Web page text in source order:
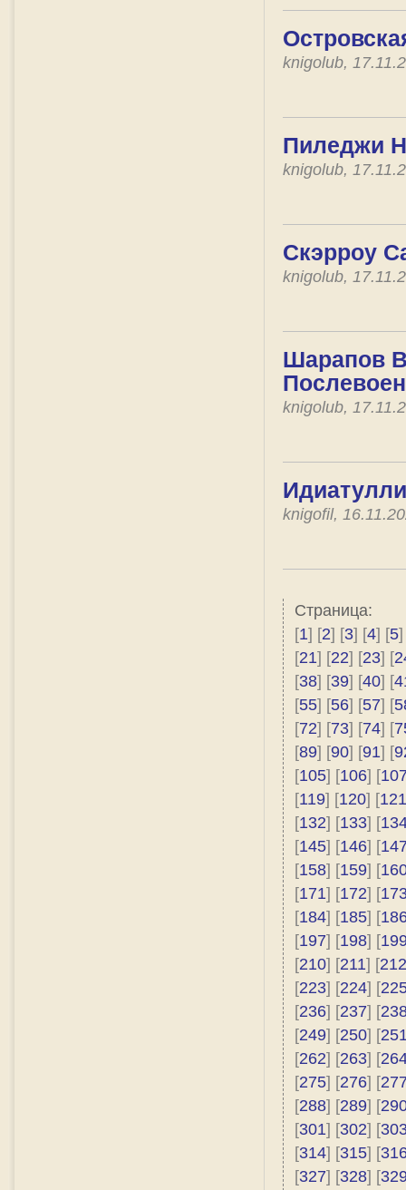
knigolub,
Пиледжи
knigolub,
Скэрроу
knigolub,
Шарапов
knigolub,
knigofil,
Страница:
[1] [2] [3] [4] [5]
[21] [22] [23] [
[38] [39] [40] [
[55] [56] [57] [
[72] [73] [74] [
[89] [90] [91] [
[105] [106] [
[119] [120] [121
[132] [133] [
[145] [146] [
[158] [159] [
[171] [172] [
[184] [185] [
[197] [198] [
[210] [211] [212
[223] [224] [
[236] [237] [
[249] [250] [
[262] [263] [
[275] [276] [
[288] [289] [
[301] [302] [
[314] [315] [
[327] [328] [